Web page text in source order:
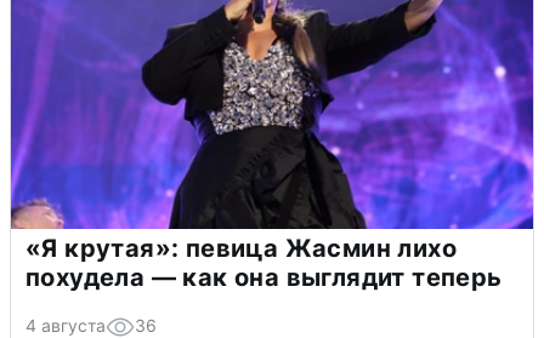
«Я крутая»: певица Жасмин лихо
похудела — как она выглядит теперь
4 августа 36